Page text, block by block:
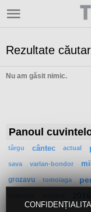
Rezultate
Sortaţi după:
Nu am găsit nimic.
Panoul
târgu cântec actual
sava varlan-bondor
grozavu tomoiaga